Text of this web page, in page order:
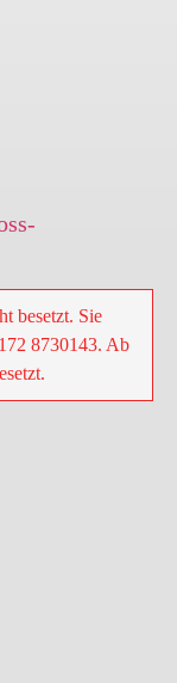
besetzt. Sie
8730143. Ab